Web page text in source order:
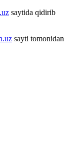
saytida qidirib
sayti tomonidan